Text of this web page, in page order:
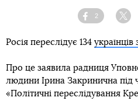
Facebook
2
Росія переслідує 134
Про це заявила радниця
людини Ірина Закринична під
«Політичні переслідування